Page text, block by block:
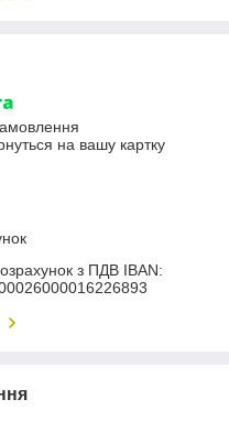
на вашу картку
з ПДВ IBAN: